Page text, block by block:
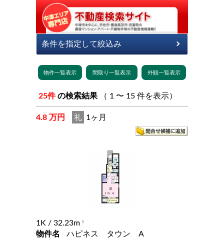
25件 の検索結果 （ 1 〜 15 件を表示）
4.8 万円 礼 1ヶ月
1K / 32.23m 2
物件名
ハピネス タウン A